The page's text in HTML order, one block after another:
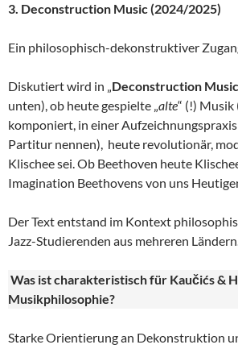
3. Deconstruction Music (2024/2025)
Ein philosophisch-dekonstruktiver
Diskutiert wird in „Deconstruction Music
unten), ob heute gespielte „alte“ (!)
komponiert, in einer
Partitur nennen), heute revolutionär,
Klischee sei. Ob Beethoven heute
Imagination Beethovens von uns
Der Text entstand im Kontext
Jazz-Studierenden aus mehreren
Was ist charakteristisch für Kaučićs &
Musikphilosophie?
Starke Orientierung an Dekonstruktion